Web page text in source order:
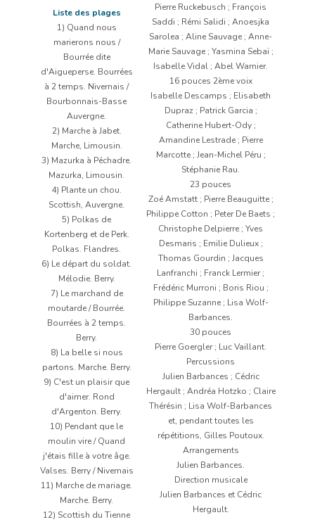
Liste des plages
1) Quand nous
marierons nous /
Bourrée dite
d'Aigueperse. Bourrées
à 2 temps. Nivernais /
Bourbonnais-Basse
Auvergne.
2) Marche à Jabet.
Marche, Limousin.
3) Mazurka à Péchadre.
Mazurka, Limousin.
4) Plante un chou.
Scottish, Auvergne.
5) Polkas de
Kortenberg et de Perk.
Polkas. Flandres.
6) Le départ du soldat.
Mélodie. Berry.
7) Le marchand de
moutarde / Bourrée.
Bourrées à 2 temps.
Berry.
8) La belle si nous
partons. Marche. Berry.
9) C'est un plaisir que
d'aimer. Rond
d'Argenton. Berry.
10) Pendant que le
moulin vire / Quand
j'étais fille à votre âge.
Valses. Berry / Nivernais
11) Marche de mariage.
Marche. Berry.
12) Scottish du Tienne
Pierre Ruckebusch ; François
Saddi ; Rémi Salidi ; Anoesjka
Sarolea ; Aline Sauvage ; Anne-
Marie Sauvage ; Yasmina Sebaï ;
Isabelle Vidal ; Abel Warnier.
16 pouces 2ème voix
Isabelle Descamps ; Elisabeth
Dupraz ; Patrick Garcia ;
Catherine Hubert-Ody ;
Amandine Lestrade ; Pierre
Marcotte ; Jean-Michel Péru ;
Stéphanie Rau.
23 pouces
Zoé Amstatt ; Pierre Beauguitte ;
Philippe Cotton ; Peter De Baets ;
Christophe Delpierre ; Yves
Desmaris ; Emilie Dulieux ;
Thomas Gourdin ; Jacques
Lanfranchi ; Franck Lermier ;
Frédéric Murroni ; Boris Riou ;
Philippe Suzanne ; Lisa Wolf-
Barbances.
30 pouces
Pierre Goergler ; Luc Vaillant.
Percussions
Julien Barbances ; Cédric
Hergault ; Andréa Hotzko ; Claire
Thérésin ; Lisa Wolf-Barbances
et, pendant toutes les
répétitions, Gilles Poutoux.
Arrangements
Julien Barbances.
Direction musicale
Julien Barbances et Cédric
Hergault.